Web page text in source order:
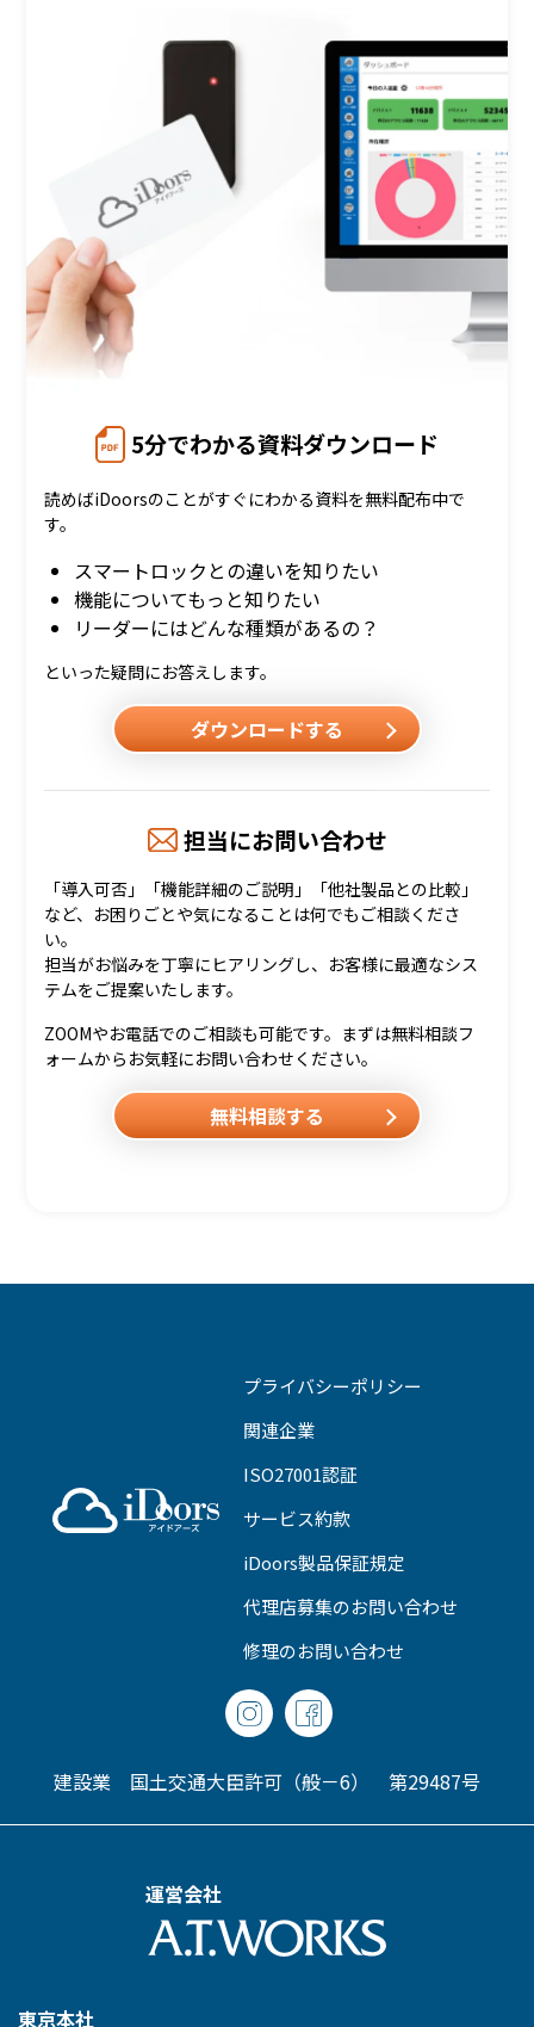
5分でわかる資料ダウンロード
読めばiDoorsのことがすぐにわかる資料を無料配布中で
す。
スマートロックとの違いを知りたい
機能についてもっと知りたい
リーダーにはどんな種類があるの？
といった疑問にお答えします。
ダウンロードする
担当にお問い合わせ
「導入可否」「機能詳細のご説明」「他社製品との比較」
など、お困りごとや気になることは何でもご相談くださ
い。
担当がお悩みを丁寧にヒアリングし、お客様に最適なシス
テムをご提案いたします。
ZOOMやお電話でのご相談も可能です。まずは無料相談フ
ォームからお気軽にお問い合わせください。
無料相談する
プライバシーポリシー
関連企業
ISO27001認証
サービス約款
iDoors製品保証規定
代理店募集のお問い合わせ
修理のお問い合わせ
建設業 国土交通大臣許可（般－6） 第29487号
運営会社
東京本社